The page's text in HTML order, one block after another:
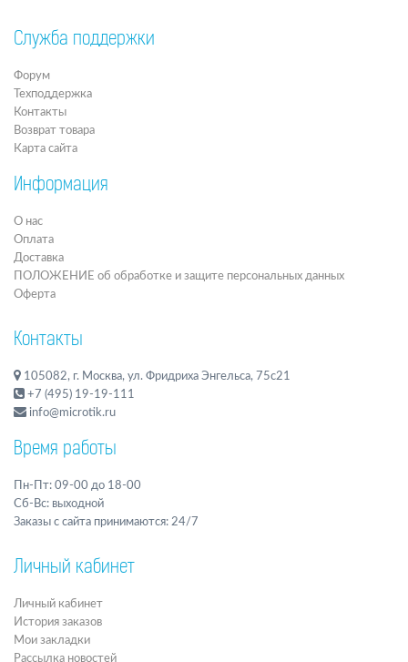
Служба поддержки
Форум
Техподдержка
Контакты
Возврат товара
Карта сайта
Информация
О нас
Оплата
Доставка
ПОЛОЖЕНИЕ об обработке и защите персональных данных
Оферта
Контакты
105082, г. Москва, ул. Фридриха Энгельса, 75с21
+7 (495) 19-19-111
info@microtik.ru
Время работы
Пн-Пт: 09-00 до 18-00
Сб-Вс: выходной
Заказы с сайта принимаются: 24/7
Личный кабинет
Личный кабинет
История заказов
Мои закладки
Рассылка новостей